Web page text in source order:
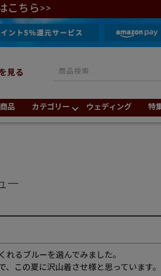
こちら>>
見る
品 カテゴリー ウェディング 特
ー
れるブルーを選んでみました。
この夏に沢山着させ様と思っています。